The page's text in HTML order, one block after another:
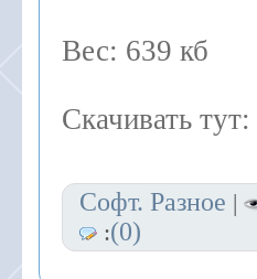
Вес: 639 кб
Скачивать тут:
Софт. Разное |
:(0)